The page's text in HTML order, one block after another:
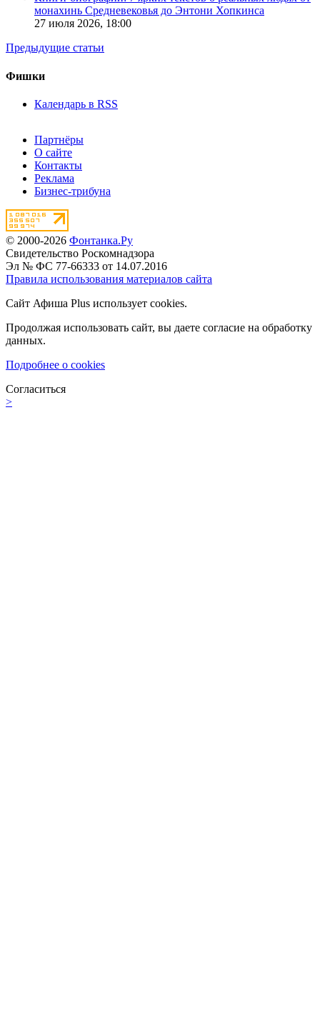
монахинь Средневековья до Энтони Хопкинса
27 июля 2026, 18:00
Предыдущие статьи
Фишки
Календарь в RSS
Партнёры
О сайте
Контакты
Реклама
Бизнес-трибуна
© 2000-2026 Фонтанка.Ру
Свидетельство Роскомнадзора
Эл № ФС 77-66333 от 14.07.2016
Правила использования материалов сайта
Сайт Афиша Plus использует cookies.
Продолжая использовать сайт, вы даете согласие на обработку
данных.
Подробнее о cookies
Согласиться
>